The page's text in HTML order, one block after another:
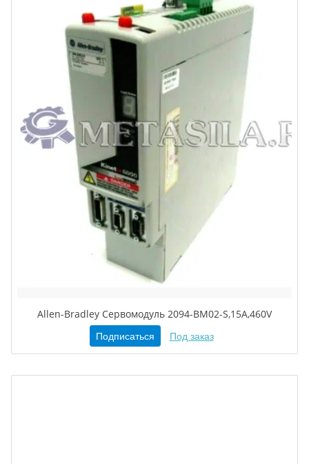
Allen-Bradley Сервомодуль 2094-BM02-S,15A,460V
Подписаться Под заказ